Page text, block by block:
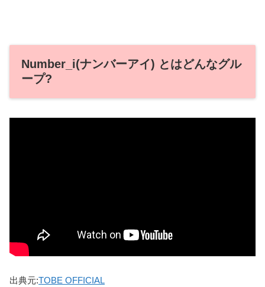
Number_i(ナンバーアイ) とはどんなグル
ープ?
出典元:TOBE OFFICIAL